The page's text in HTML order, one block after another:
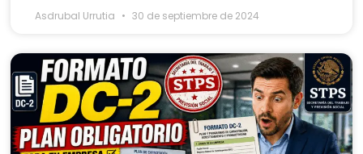
Asdrubal Urrutia 30 de septiembre de 2024